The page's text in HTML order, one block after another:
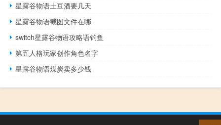
星露谷物语土豆酒要几天
星露谷物语截图文件在哪
switch星露谷物语攻略语钓鱼
第五人格玩家创作角色名字
星露谷物语煤炭卖多少钱